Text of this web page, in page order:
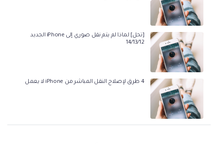
[تحل] لماذا لم يتم نقل صوري إلى iPhone الجديد
14/13/12
4 طرق لإصلاح النقل المباشر من iPhone لا يعمل